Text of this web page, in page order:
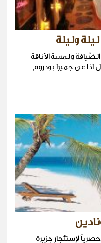
وليلة
ولمسة الأناقة
اذا عن جميرا بودروم
لإستئجار جزيرة